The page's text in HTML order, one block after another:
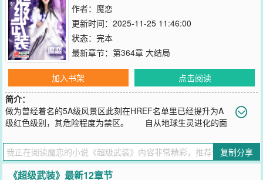
作者： 魔恋
更新时间：2025-11-25 11:46:00
状态：完本
最新章节： 第364章 大结局
加入书架
点击阅读
简介：
做为曾经着名的5A级风景区此刻在HREF名单里已经提升为A
级红色级别，其危险程度为禁区。 自从地球生灵进化的面
变异物种更是不计其数，即使是再高明的武装猎杀者也从不愿轻易涉
足。 这个充满死亡气息的山脉，危机四伏，无论怎么看都不会有
人相信这里可以生活。
复制分享
《超级武装》最新12章节